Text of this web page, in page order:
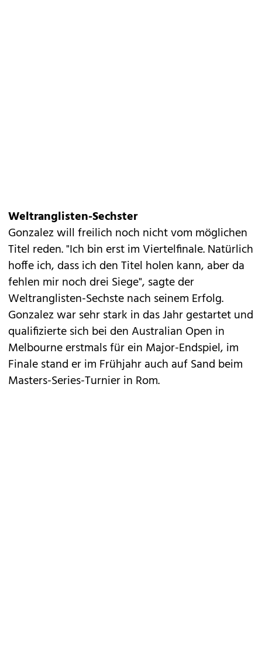
Weltranglisten-Sechster
Gonzalez will freilich noch nicht vom möglichen
Titel reden. "Ich bin erst im Viertelfinale. Natürlich
hoffe ich, dass ich den Titel holen kann, aber da
fehlen mir noch drei Siege", sagte der
Weltranglisten-Sechste nach seinem Erfolg.
Gonzalez war sehr stark in das Jahr gestartet und
qualifizierte sich bei den Australian Open in
Melbourne erstmals für ein Major-Endspiel, im
Finale stand er im Frühjahr auch auf Sand beim
Masters-Series-Turnier in Rom.